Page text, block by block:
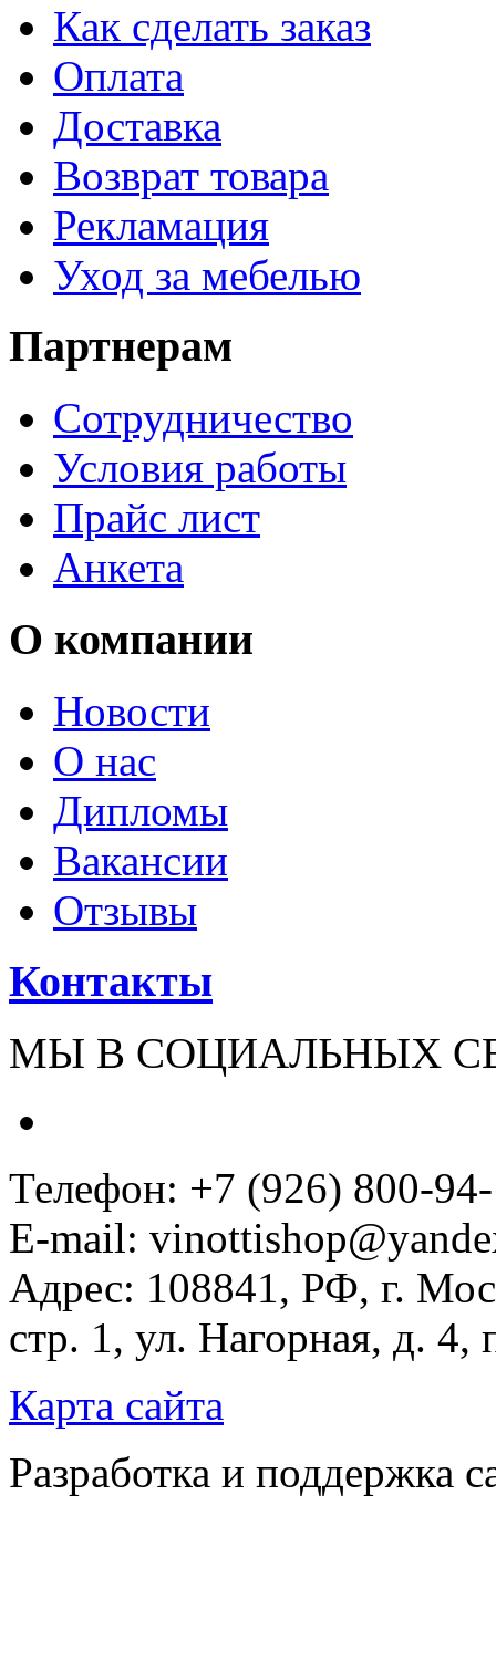
Как сделать заказ
Оплата
Доставка
Возврат товара
Рекламация
Уход за мебелью
Партнерам
Сотрудничество
Условия работы
Прайс лист
Анкета
О компании
Новости
О нас
Дипломы
Вакансии
Отзывы
Контакты
МЫ В СОЦИАЛЬНЫХ
Телефон: +7 (926) 800-
E-mail:
Адрес: 108841, РФ, г.
стр. 1, ул. Нагорная, д.
Карта сайта
Разработка и поддержка